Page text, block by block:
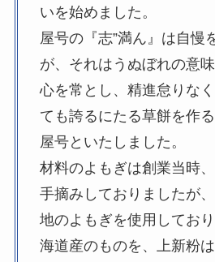
いを始めました。
屋号の『志”満ん』は自慢
が、それはうぬぼれの意
心を常とし、精進怠りな
ても誇るにたる草餅を作
屋号といたしました。
材料のよもぎは創業当時
手摘みしておりましたが
地のよもぎを使用してお
海道産のものを、上新粉